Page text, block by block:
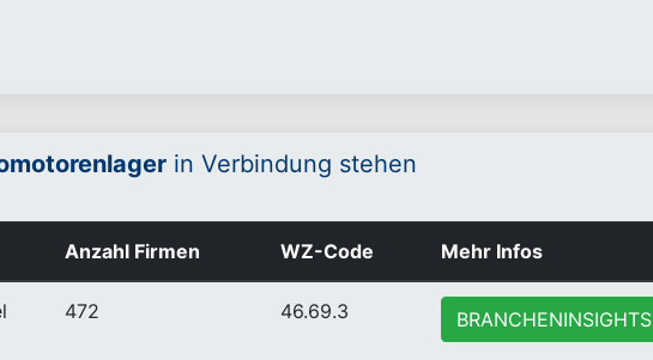
in Verbindung stehen
Anzahl Firmen WZ-Code Mehr Infos
472 46.69.3 BRANCHENINSIGHTS